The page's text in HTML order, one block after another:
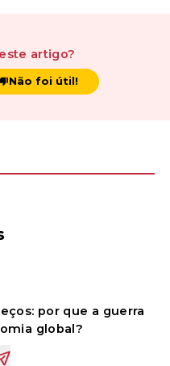
artigo?
Não foi útil!
por que a guerra
global?